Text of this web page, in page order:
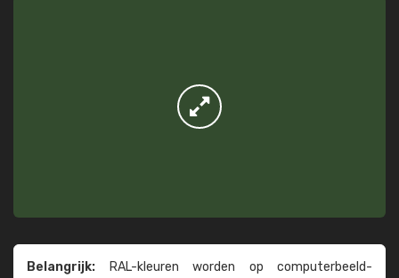
Belangrijk: RAL-kleuren worden op computer­beeld­